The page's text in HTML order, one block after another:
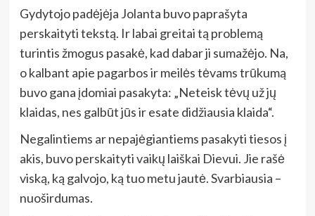
Gydytojo padėjėja Jolanta buvo paprašyta
perskaityti tekstą. Ir labai greitai tą problemą
turintis žmogus pasakė, kad dabar ji sumažėjo. Na,
o kalbant apie pagarbos ir meilės tėvams trūkumą
buvo gana įdomiai pasakyta: „Neteisk tėvų už jų
klaidas, nes galbūt jūs ir esate didžiausia klaida“.
Negalintiems ar nepajėgiantiems pasakyti tiesos į
akis, buvo perskaityti vaikų laiškai Dievui. Jie rašė
viską, ką galvojo, ką tuo metu jautė. Svarbiausia –
nuoširdumas.